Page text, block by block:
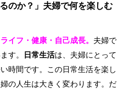
のか？」夫婦で何を楽しむ
イフ・健康・自己成長。 夫婦で
す。
日常生活は、夫婦にとって
時間です。この日常生活を楽し
の人生は大きく変わります。だ